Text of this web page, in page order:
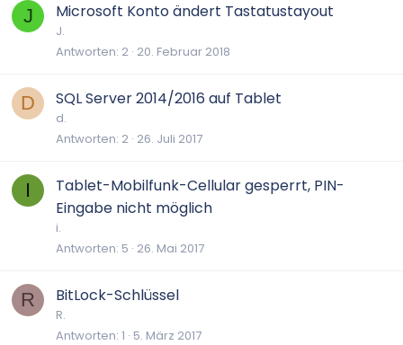
J Microsoft Konto ändert Tastatustayout
J.
Antworten 2 20. Februar 2018
D SQL Server 2014/2016 auf Tablet
d.
Antworten 2 26. Juli 2017
I
Tablet-Mobilfunk-Cellular gesperrt, PIN-
Eingabe nicht möglich
i.
Antworten 5 26. Mai 2017
R BitLock-Schlüssel
R.
Antworten 1 5. März 2017